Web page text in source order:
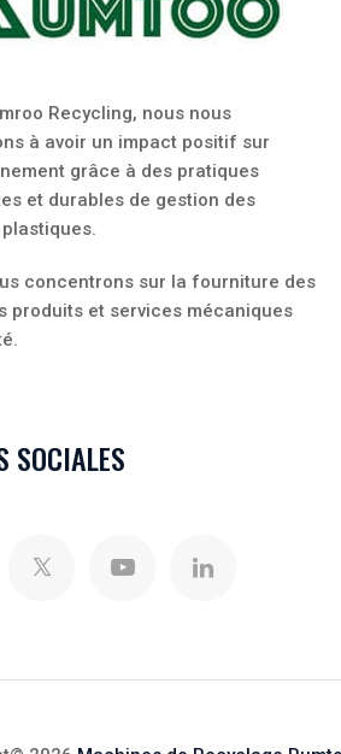
Recycling, nous nous
à avoir un impact positif sur
grâce à des pratiques
et durables de gestion des
concentrons sur la fourniture des
produits et services mécaniques
SOCIALES